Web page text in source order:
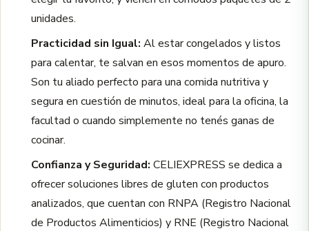
unidades.
Practicidad sin Igual: Al estar congelados y listos
para calentar, te salvan en esos momentos de apuro.
Son tu aliado perfecto para una comida nutritiva y
segura en cuestión de minutos, ideal para la oficina, la
facultad o cuando simplemente no tenés ganas de
cocinar.
Confianza y Seguridad: CELIEXPRESS se dedica a
ofrecer soluciones libres de gluten con productos
analizados, que cuentan con RNPA (Registro Nacional
de Productos Alimenticios) y RNE (Registro Nacional